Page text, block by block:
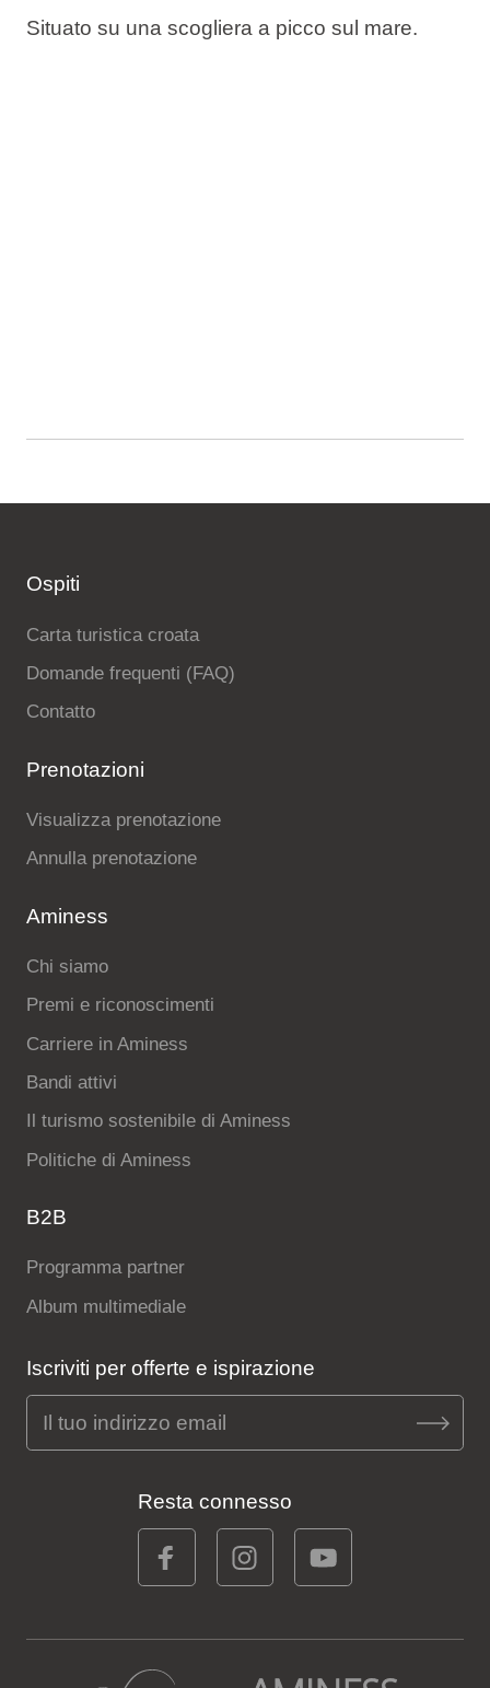
Situato su una scogliera a picco sul mare.
Ospiti
Carta turistica croata
Domande frequenti (FAQ)
Contatto
Prenotazioni
Visualizza prenotazione
Annulla prenotazione
Aminess
Chi siamo
Premi e riconoscimenti
Carriere in Aminess
Bandi attivi
Il turismo sostenibile di Aminess
Politiche di Aminess
B2B
Programma partner
Album multimediale
Iscriviti per offerte e ispirazione
Resta connesso